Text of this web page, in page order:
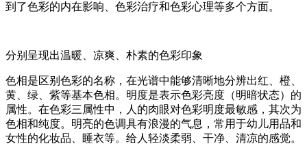
到了色彩的内在影响、色彩治疗和色彩心理等多个方面。
分别呈现出温暖、凉爽、朴素的色彩印象
色相是区别色彩的名称，在光谱中能够清晰地分辨出红、橙、
黄、绿、紫等基本色相。明度是表示色彩亮度（明暗状态）的
属性。在色彩三属性中，人的肉眼对色彩明度最敏感，其次为
色相和纯度。明亮的色调具有浪漫的气息，常用于幼儿用品和
女性的化妆品、睡衣等。给人轻淡柔弱、干净、清凉的感觉。